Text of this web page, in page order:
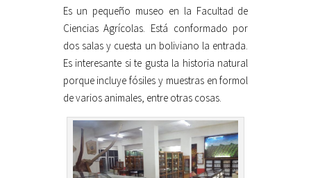
Es un pequeño museo en la Facultad de
Ciencias Agrícolas. Está conformado por
dos salas y cuesta un boliviano la entrada.
Es interesante si te gusta la historia natural
porque incluye fósiles y muestras en formol
de varios animales, entre otras cosas.